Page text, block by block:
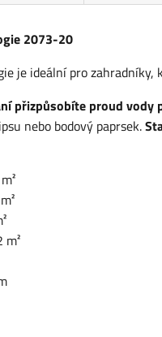
2073-20
je ideální pro
přizpůsobíte proud vody
nebo bodový paprsek.
m²